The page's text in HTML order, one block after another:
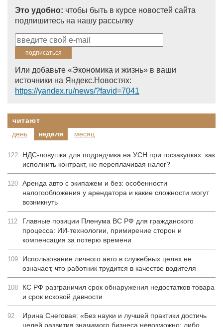
Это удобно: чтобы быть в курсе новостей сайта
подпишитесь на нашу рассылку
Или добавьте «Экономика и жизнь» в ваши
источники на Яндекс.Новостях:
https://yandex.ru/news/?favid=7041
читают
день
неделя месяц
122
НДС-ловушка для подрядчика на УСН при госзакупках: как
исполнить контракт, не переплачивая налог?
120 Аренда авто с экипажем и без: особенности
налогообложения у арендатора и какие сложности могут
возникнуть
112
Главные позиции Пленума ВС РФ для гражданского
процесса: ИИ-технологии, примирение сторон и
компенсация за потерю времени
109
Использование личного авто в служебных целях не
означает, что работник трудится в качестве водителя
108
КС РФ разграничил срок обнаружения недостатков товара
и срок исковой давности
92
Ирина Снеговая: «Без науки и лучшей практики достичь
целей развития значимого бизнеса невозможно: либо